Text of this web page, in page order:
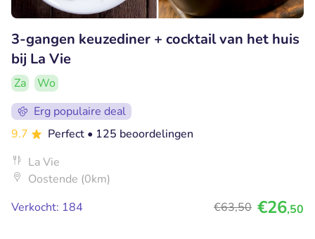
3-gangen keuzediner + cocktail van het huis
bij La Vie
Za
Wo
Erg populaire deal
9.7
Perfect • 125 beoordelingen
La Vie
Oostende (0km)
Verkocht: 184
€63,50 €26,50